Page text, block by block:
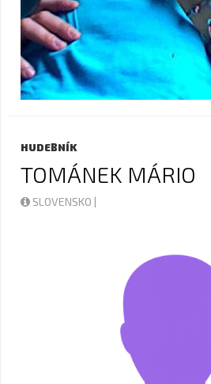
HUDEBNÍK
TOMÁNEK MÁRIO
SLOVENSKO |